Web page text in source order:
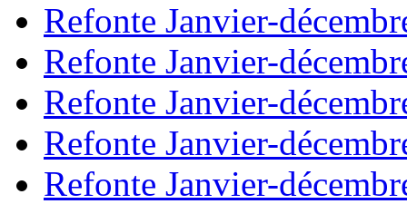
Refonte Janvier-
Refonte Janvier-
Refonte Janvier-
Refonte Janvier-
Refonte Janvier-